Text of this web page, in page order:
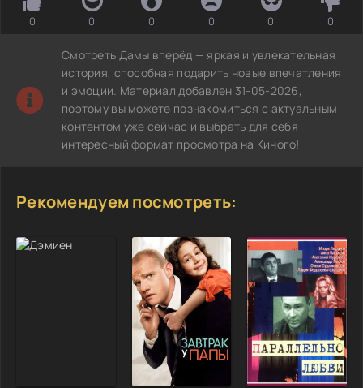
0 0 0 0 0 0
Смотреть Дамы вперёд — яркая и увлекательная
история, способная подарить новые впечатления
и эмоции. Материал добавлен 31-05-2026,
поэтому вы можете познакомиться с актуальным
контентом уже сейчас и выбрать для себя
интересный формат просмотра на Киного!
Рекомендуем посмотреть: